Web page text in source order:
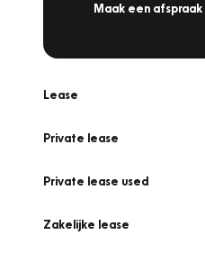
Maak een afspraak
Lease
Private lease
Private lease used
Zakelijke lease